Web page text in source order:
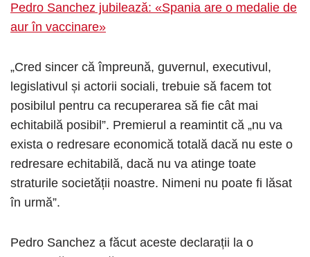
Pedro Sanchez jubilează: «Spania are o medalie de
aur în vaccinare»
„Cred sincer că împreună, guvernul, executivul,
legislativul și actorii sociali, trebuie să facem tot
posibilul pentru ca recuperarea să fie cât mai
echitabilă posibil”. Premierul a reamintit că „nu va
exista o redresare economică totală dacă nu este o
redresare echitabilă, dacă nu va atinge toate
straturile societății noastre. Nimeni nu poate fi lăsat
în urmă”.
Pedro Sanchez a făcut aceste declarații la o